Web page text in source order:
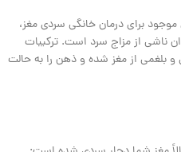
موجود برای درمان خانگی سردی مغز،
ناشی از مزاج سرد است. ترکیبات
بلغمی از مغز شده و ذهن را به حالت